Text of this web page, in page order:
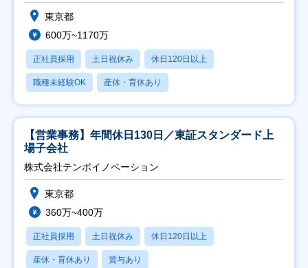
東京都
600万~1170万
正社員採用 土日祝休み 休日120日以上
職種未経験OK 産休・育休あり
【営業事務】年間休日130日／東証スタンダード上
場子会社
株式会社テンポイノベーション
東京都
360万~400万
正社員採用 土日祝休み 休日120日以上
産休・育休あり 賞与あり